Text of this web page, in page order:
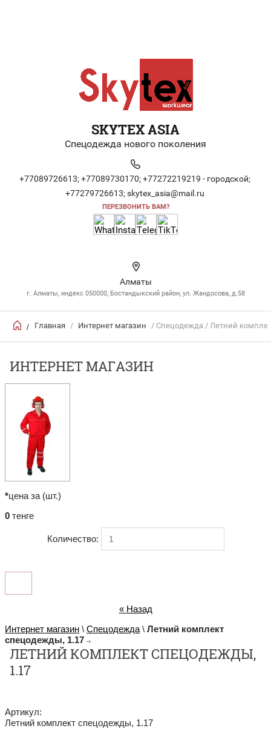
SKYTEX ASIA
Спецодежда нового поколения
+77089726613; +77089730170; +77272219219 - городской;
+77279726613; skytex_asia@mail.ru
ПЕРЕЗВОНИТЬ ВАМ?
Алматы
г. Алматы, индекс 050000, Бостандыкский район, ул. Жандосова, д.58
/ Главная / Интернет магазин / Спецодежда / Летний
ИНТЕРНЕТ МАГАЗИН
*цена за (шт.)
0 тенге
Количество:
« Назад
Интернет магазин \ Спецодежда \ Летний комплект
спецодежды, 1.17
ЛЕТНИЙ КОМПЛЕКТ СПЕЦОДЕЖДЫ,
1.17
Артикул:
Летний комплект спецодежды, 1.17